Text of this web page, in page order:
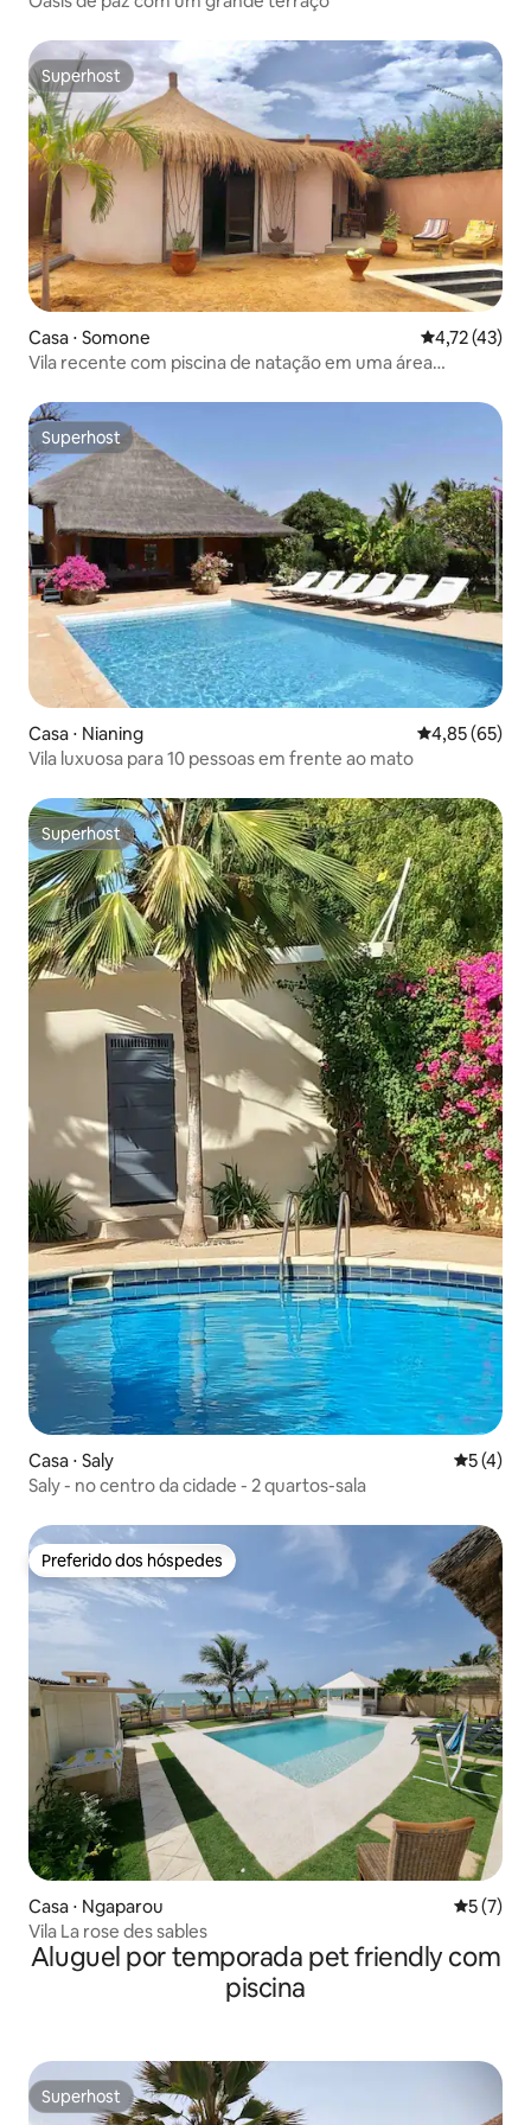
Superhost
Superhost
Casa ⋅ Somone 4,72 de uma
4,72 (43)
Vila recente com piscina de natação em uma área
Superhost
Superhost
Casa ⋅ Nianing 4,85 de uma
4,85 (65)
Vila luxuosa para 10 pessoas em frente ao mato
Superhost
Superhost
Casa ⋅ Saly 5 de
5 (4)
Saly - no centro da cidade - 2 quartos-sala
Preferido dos hóspedes
Preferido dos hóspedes
Casa ⋅ Ngaparou 5 de
5 (7)
Vila La rose des sables
Aluguel por temporada pet friendly com
piscina
Superhost
Superhost